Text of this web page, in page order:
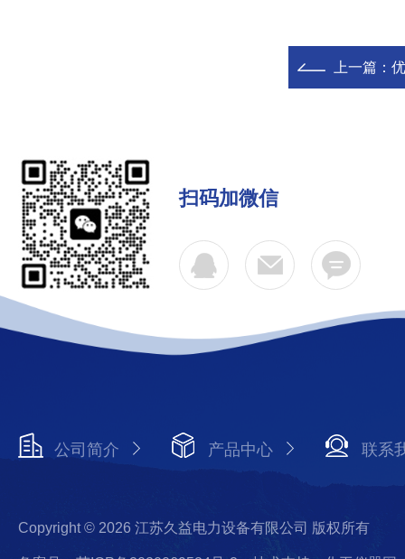
上一篇：
扫码加微信
公司简介 产品中心 联系
Copyright © 2026 江苏久益电力设备有限公司 版权所有